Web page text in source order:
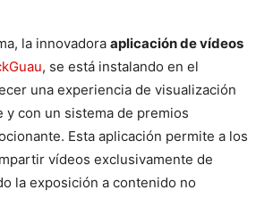
la innovadora aplicación de vídeos
, se está instalando en el
una experiencia de visualización
y con un sistema de premios
Esta aplicación permite a los
vídeos exclusivamente de
la exposición a contenido no